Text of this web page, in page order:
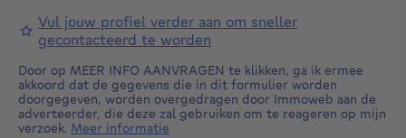
Vul jouw profiel verder aan om sneller
gecontacteerd te worden
Door op MEER INFO AANVRAGEN te klikken, ga ik ermee
akkoord dat de gegevens die in dit formulier worden
doorgegeven, worden overgedragen door Immoweb aan de
adverteerder, die deze zal gebruiken om te reageren op mijn
verzoek. Meer informatie